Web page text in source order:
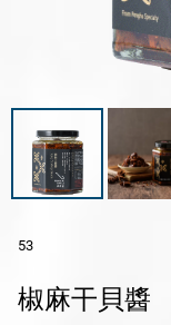
民生店限定選物
送禮專區
風味醬系列
花火限定冰淇淋
53
椒麻干貝醬